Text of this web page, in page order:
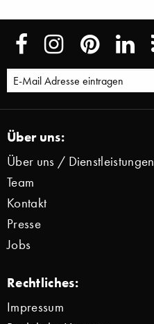
Über uns:
Über uns / Dienstleistungen
Team
Kontakt
Presse
Jobs
Rechtliches:
Impressum